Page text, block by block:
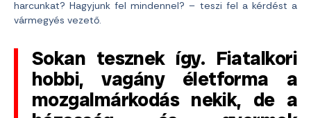
harcunkat? Hagyjunk fel mindennel? – teszi fel a kérdést a
vármegyés vezető.
Sokan tesznek így. Fiatalkori
hobbi, vagány életforma a
mozgalmárkodás nekik, de a